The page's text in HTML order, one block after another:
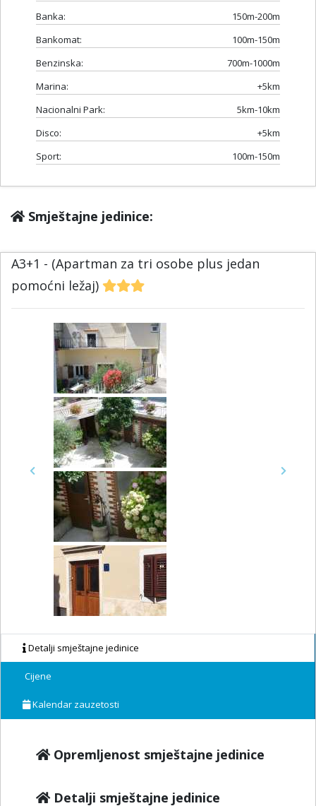
Banka:
150m-200m
Bankomat:
100m-150m
Benzinska:
700m-1000m
Marina:
+5km
Nacionalni Park:
5km-10km
Disco:
+5km
Sport:
100m-150m
Smještajne jedinice:
A3+1 - (Apartman za tri osobe plus jedan
pomoćni ležaj)
Previous Next
Detalji smještajne jedinice
Cijene
Kalendar zauzetosti
Opremljenost smještajne jedinice
Detalji smještajne jedinice